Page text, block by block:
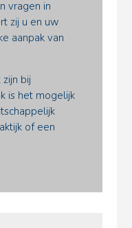
vragen in
zij u en uw
aanpak van
bij
is het mogelijk
of een